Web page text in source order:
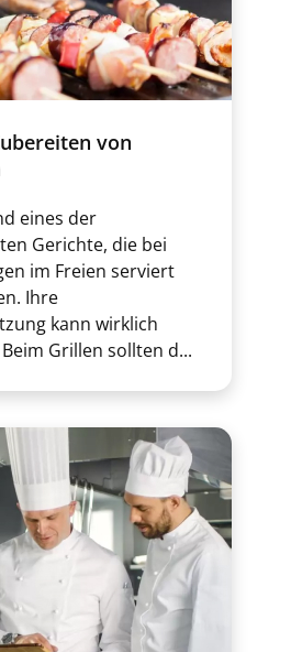
von
eines der
Gerichte, die bei
im Freien serviert
Ihre
kann wirklich
Grillen sollten d...